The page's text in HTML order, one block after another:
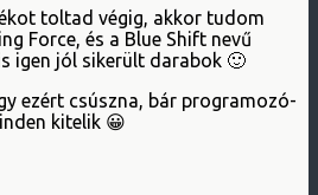
toltad végig, akkor tudom
Force, és a Blue Shift nevű
igen jól sikerült darabok 🙂
ezért csúszna, bár programozó-
kitelik 😀